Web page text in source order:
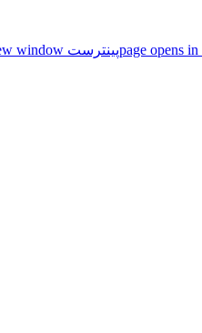
پینترست page opens in new window